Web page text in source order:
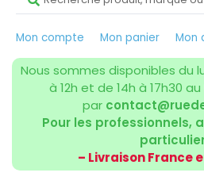
Mon compte Mon panier Mon
Nous sommes disponibles du
à 12h et de 14h à 17h30 au
par
Pour les professionnels,
– Livraison France